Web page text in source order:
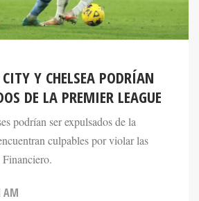
Y CHELSEA PODRÍAN
DE LA PREMIER LEAGUE
podrían ser expulsados de la
culpables por violar las
AM